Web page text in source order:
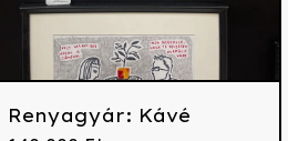
Renyagyár: Kávé